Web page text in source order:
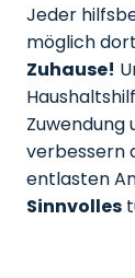
Jeder
möglich
Zuhause!
Zuwendung
verbessern
entlasten
Sinnvolles